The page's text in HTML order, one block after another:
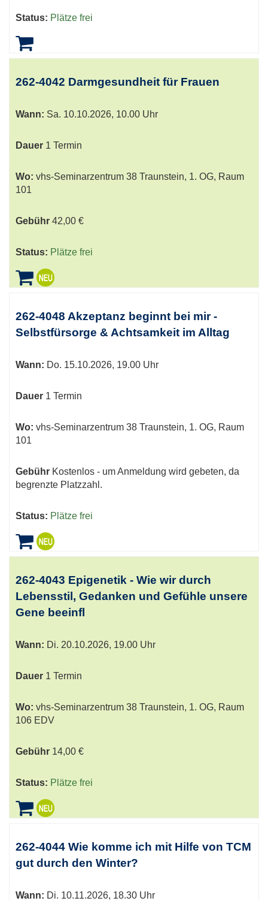
Status: Plätze frei
262-4042 Darmgesundheit für Frauen
Wann: Sa. 10.10.2026, 10.00 Uhr
Dauer 1 Termin
Wo: vhs-Seminarzentrum 38 Traunstein, 1. OG, Raum
101
Gebühr 42,00 €
Status: Plätze frei
262-4048 Akzeptanz beginnt bei mir -
Selbstfürsorge & Achtsamkeit im Alltag
Wann: Do. 15.10.2026, 19.00 Uhr
Dauer 1 Termin
Wo: vhs-Seminarzentrum 38 Traunstein, 1. OG, Raum
101
Gebühr Kostenlos - um Anmeldung wird gebeten, da
begrenzte Platzzahl.
Status: Plätze frei
262-4043 Epigenetik - Wie wir durch
Lebensstil, Gedanken und Gefühle unsere
Gene beeinfl
Wann: Di. 20.10.2026, 19.00 Uhr
Dauer 1 Termin
Wo: vhs-Seminarzentrum 38 Traunstein, 1. OG, Raum
106 EDV
Gebühr 14,00 €
Status: Plätze frei
262-4044 Wie komme ich mit Hilfe von TCM
gut durch den Winter?
Wann: Di. 10.11.2026, 18.30 Uhr